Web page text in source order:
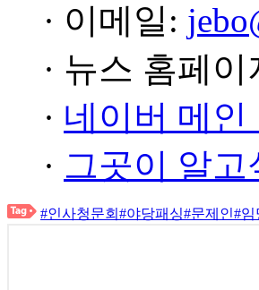
· 이메일:
· 뉴스 홈페이
· 네이버 메
· 그곳이 알
#인사청문회 #야당패싱#문제인#임